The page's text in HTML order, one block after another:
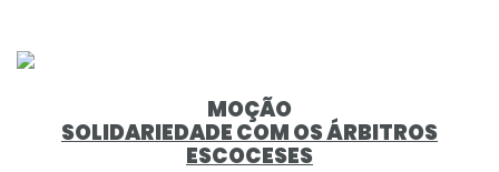
MOÇÃO
SOLIDARIEDADE COM OS ÁRBITROS
ESCOCESES